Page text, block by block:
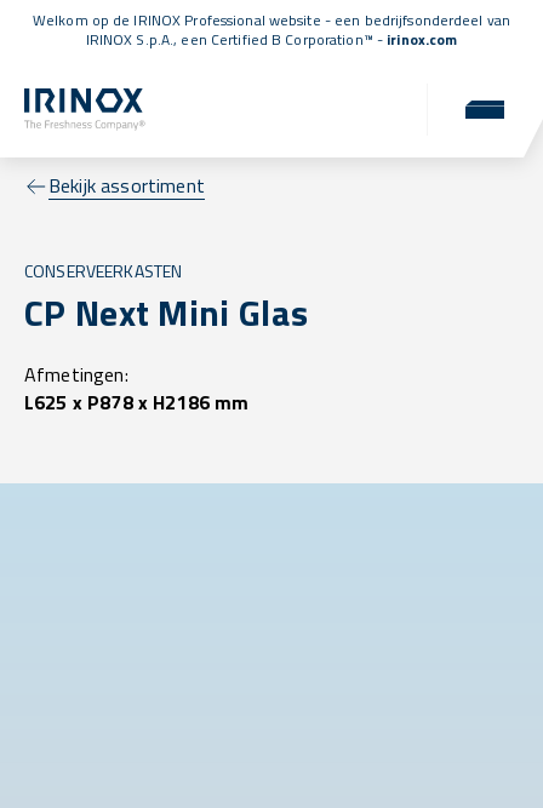
Welkom op de IRINOX Professional website - een bedrijfsonderdeel van
IRINOX S.p.A., een Certified B Corporation™ - irinox.com
Bekijk assortiment
CONSERVEERKASTEN
CP Next Mini Glas
Afmetingen:
L625 x P878 x H2186 mm